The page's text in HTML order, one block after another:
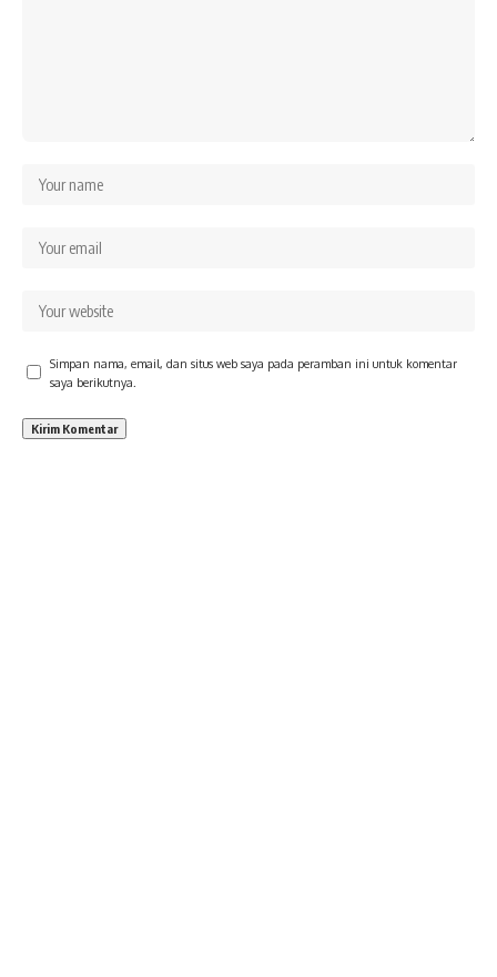
Simpan nama, email, dan situs web saya pada peramban ini untuk komentar
saya berikutnya.